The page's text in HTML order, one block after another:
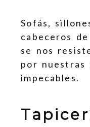
Sofás,
cabeceros
se nos
por nuestras
impecables.